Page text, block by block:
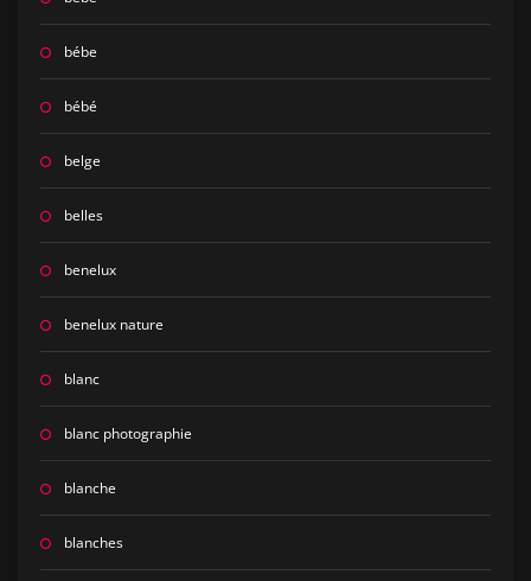
bébe
bébé
belge
belles
benelux
benelux nature
blanc
blanc photographie
blanche
blanches